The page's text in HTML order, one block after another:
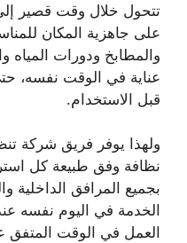
تتحول خلال وقت قصير
على جاهزية المكان
والمطابخ ودورات المياه
عناية في الوقت نفسه،
قبل الاستخدام.
ولهذا يوفر فريق شركة
نظافة وفق طبيعة كل
بجميع المرافق الداخلية
الخدمة في اليوم نفسه
العمل في الوقت المتفق